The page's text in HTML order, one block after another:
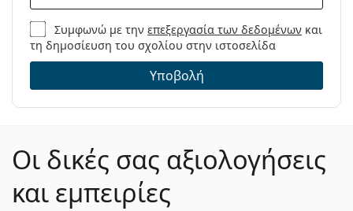
Συμφωνώ με τηνεπεξεργασία των δεδομένων και
τη δημοσίευση του σχολίου στην ιστοσελίδα
Υποβολή
Οι δικές σας αξιολογήσεις
και εμπειρίες